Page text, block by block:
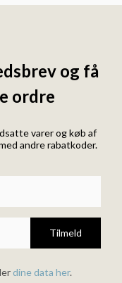
og få
ordre
varer og køb af
andre rabatkoder.
Tilmeld
dine data her.